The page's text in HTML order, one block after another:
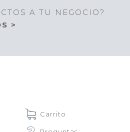
A TU NEGOCIO?
>
Carrito